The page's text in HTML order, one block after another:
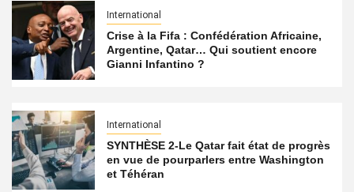
International
Crise à la Fifa : Confédération Africaine,
Argentine, Qatar… Qui soutient encore
Gianni Infantino ?
International
SYNTHÈSE 2-Le Qatar fait état de progrès
en vue de pourparlers entre Washington
et Téhéran